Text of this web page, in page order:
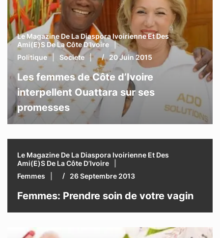
Le Magazine De La Diaspora Ivoirienne Et Des
Ami(e)s De La Côte D’Ivoire
Politique
Societe 20 Juin 2015
Les femmes de Côte d’Ivoire
interpellent Ouattara sur ses
promesses
Le Magazine De La Diaspora Ivoirienne Et Des
Ami(e)s De La Côte D’Ivoire
Femmes
26 Septembre 2013
Femmes: Prendre soin de votre vagin